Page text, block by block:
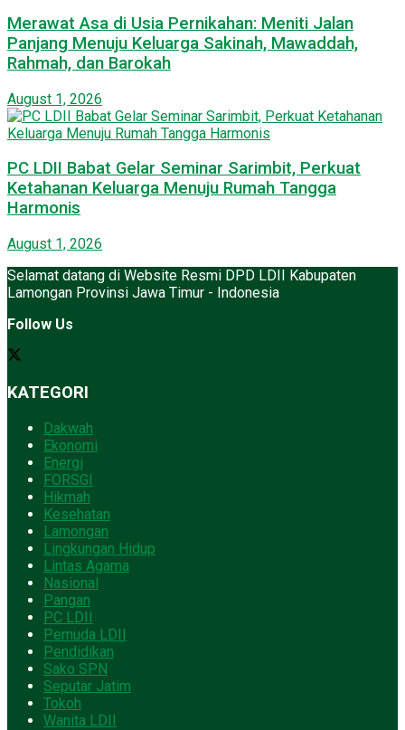
Merawat Asa di Usia Pernikahan: Meniti Jalan
Panjang Menuju Keluarga Sakinah, Mawaddah,
Rahmah, dan Barokah
August 1, 2026
PC LDII Babat Gelar Seminar Sarimbit, Perkuat
Ketahanan Keluarga Menuju Rumah Tangga
Harmonis
August 1, 2026
Selamat datang di Website Resmi DPD LDII Kabupaten
Lamongan Provinsi Jawa Timur - Indonesia
Follow Us
KATEGORI
Dakwah
Ekonomi
Energi
FORSGI
Hikmah
Kesehatan
Lamongan
Lingkungan Hidup
Lintas Agama
Nasional
Pangan
PC LDII
Pemuda LDII
Pendidikan
Sako SPN
Seputar Jatim
Tokoh
Wanita LDII